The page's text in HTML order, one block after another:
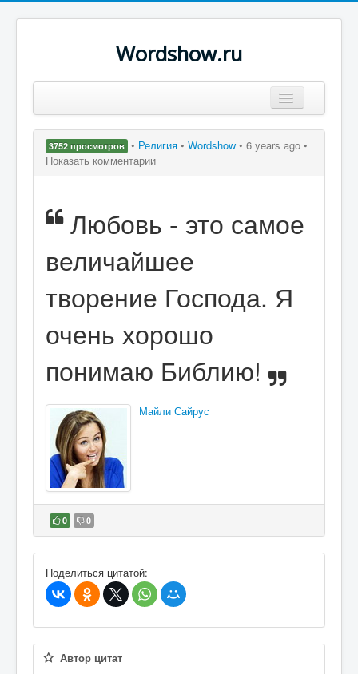
Wordshow.ru
Популярные цитаты
Поиск
3752 просмотров • Религия • Wordshow • 6 years ago •
Показать комментарии
Любовь - это самое
величайшее
творение Господа. Я
очень хорошо
понимаю Библию!
Майли Сайрус
0 0
В избранное
Поделиться цитатой:
Автор цитат